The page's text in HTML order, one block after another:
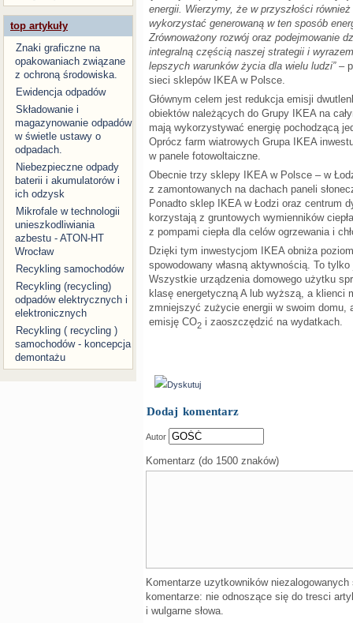
top artykuły
Znaki graficzne na
opakowaniach związane
z ochroną środowiska.
Ewidencja odpadów
Składowanie i
magazynowanie odpadów
w świetle ustawy o
odpadach.
Niebezpieczne odpady
baterii i akumulatorów i
ich odzysk
Mikrofale w technologii
unieszkodliwiania
azbestu - ATON-HT
Wrocław
Recykling samochodów
Recykling (recycling)
odpadów elektrycznych i
elektronicznych
Recykling ( recycling )
samochodów - koncepcja
demontażu
energii. Wierzymy, że w przyszłości
wykorzystać generowaną w ten sposób
Zrównoważony rozwój oraz podejmowanie
integralną częścią naszej strategii i
lepszych warunków życia dla wielu ludzi”–
sieci sklepów IKEA w Polsce.
Głównym celem jest redukcja emisji
obiektów należących do Grupy IKEA na
mają wykorzystywać energię pochodzącą
Oprócz farm wiatrowych Grupa IKEA
w panele fotowoltaiczne.
Obecnie trzy sklepy IKEA w Polsce – w
z zamontowanych na dachach paneli
Ponadto sklep IKEA w Łodzi oraz centrum
korzystają z gruntowych wymienników
z pompami ciepła dla celów ogrzewania i
Dzięki tym inwestycjom IKEA obniża
spowodowany własną aktywnością. To
Wszystkie urządzenia domowego użytku
klasę energetyczną A lub wyższą, a klienci
zmniejszyć zużycie energii w swoim domu,
emisję CO2i zaoszczędzić na wydatkach.
Dyskutuj
Dodaj komentarz
Autor
Komentarz (do 1500 znaków)
Komentarze uzytkowników
komentarze: nie odnoszące się do tresci
i wulgarne słowa.